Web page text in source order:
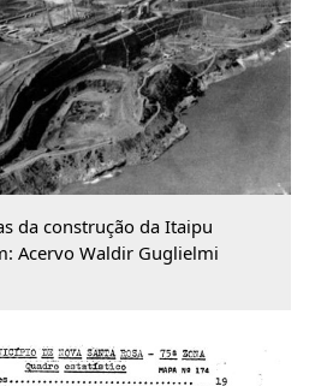
da construção da Itaipu
Acervo Waldir Guglielmi